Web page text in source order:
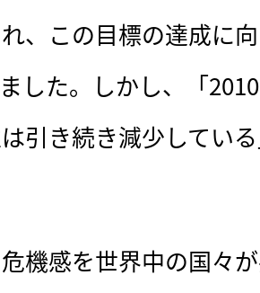
、この目標の達成に
した。しかし、「
引き続き減少してい
機感を世界中の国々